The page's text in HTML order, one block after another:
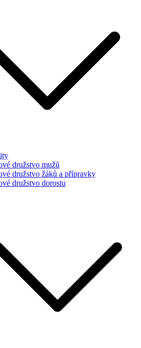
družstvo mužů
družstvo žáků a přípravky
družstvo dorostu